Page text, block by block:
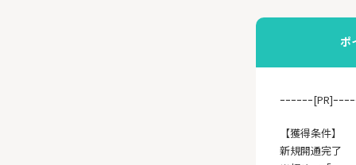
ポ
ｰｰｰｰｰｰ[PR]ｰｰｰ
【獲得条件】
新規開通完了